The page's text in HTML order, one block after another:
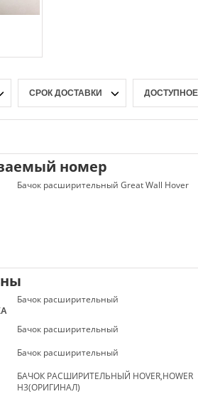
СРОК ДОСТАВКИ
номер
Бачок расширительный Great Wall Hover
Бaчoк pacшиpитeльный
Бачок расширительный
Бачок расширительный
БАЧОК РАСШИРИТЕЛЬНЫЙ HOVER,HOWER
H3(ОРИГИНАЛ)